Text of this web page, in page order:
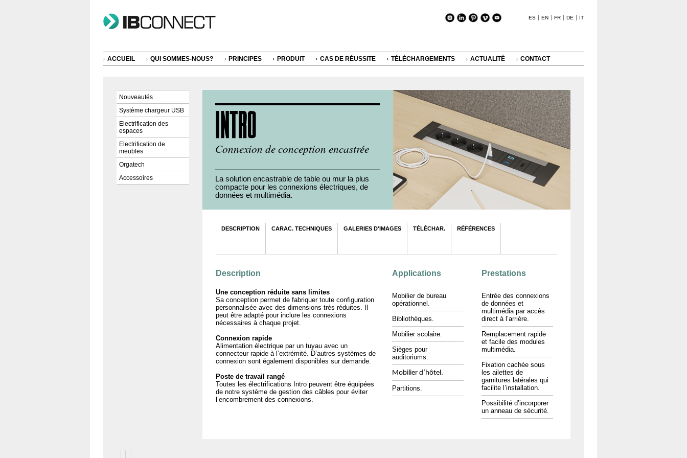
ES EN FR DE IT
ACCUEIL QUI SOMMES-NOUS? PRINCIPES PRODUIT CAS DE RÉUSSITE TÉLÉCHARGEMENTS ACTUALITÉ CONTACT
Nouveautés
Système chargeur USB
Electrification des
espaces
Electrification de
meubles
Orgatech
Accessoires
Connexion de conception encastrée
La solution encastrable de table ou mur la plus
compacte pour les connexions électriques, de
données et multimédia.
Producto
DESCRIPTION CARAC. TECHNIQUES GALERIES D'IMAGES TÉLÉCHAR. RÉFÉRENCES
Description
Une conception réduite sans limites
Sa conception permet de fabriquer toute configuration
personnalisée avec des dimensions très réduites. Il
peut être adapté pour inclure les connexions
nécessaires à chaque projet.
Connexion rapide
Alimentation électrique par un tuyau avec un
connecteur rapide à l’extrémité. D’autres systèmes de
connexion sont également disponibles sur demande.
Poste de travail rangé
Toutes les électrifications Intro peuvent être équipées
de notre système de gestion des câbles pour éviter
l’encombrement des connexions.
Applications
Mobilier de bureau
opérationnel.
Bibliothèques.
Mobilier scolaire.
Sièges pour
auditoriums.
Mobilier d’hôtel.
Partitions.
Prestations
Entrée des connexions
de données et
multimédia par accès
direct à l’arrière.
Remplacement rapide
et facile des modules
multimédia.
Fixation cachée sous
les ailettes de
garnitures latérales qui
facilite l’installation.
Possibilité d’incorporer
un anneau de sécurité.